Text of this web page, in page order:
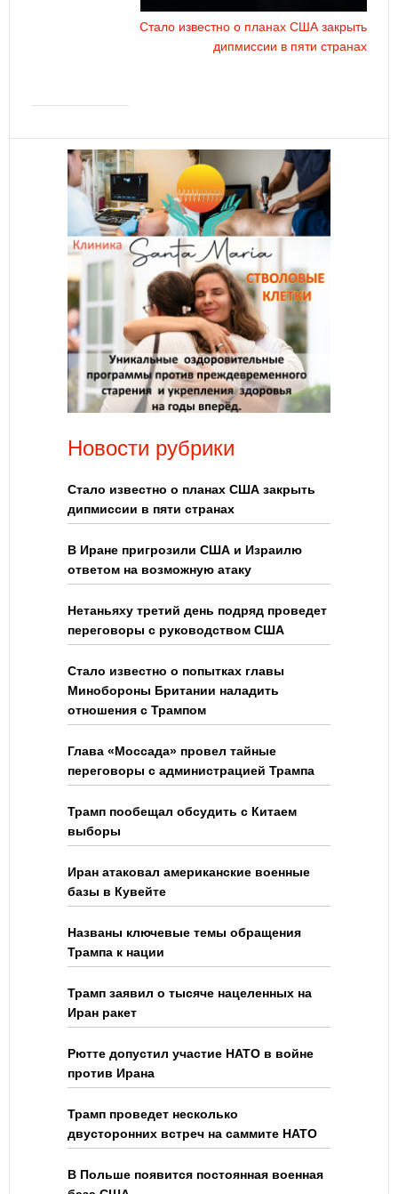
Стало известно о планах США закрыть
дипмиссии в пяти странах
Новости рубрики
Стало известно о планах США закрыть
дипмиссии в пяти странах
В Иране пригрозили США и Израилю
ответом на возможную атаку
Нетаньяху третий день подряд проведет
переговоры с руководством США
Стало известно о попытках главы
Минобороны Британии наладить
отношения с Трампом
Глава «Моссада» провел тайные
переговоры с администрацией Трампа
Трамп пообещал обсудить с Китаем
выборы
Иран атаковал американские военные
базы в Кувейте
Названы ключевые темы обращения
Трампа к нации
Трамп заявил о тысяче нацеленных на
Иран ракет
Рютте допустил участие НАТО в войне
против Ирана
Трамп проведет несколько
двусторонних встреч на саммите НАТО
В Польше появится постоянная военная